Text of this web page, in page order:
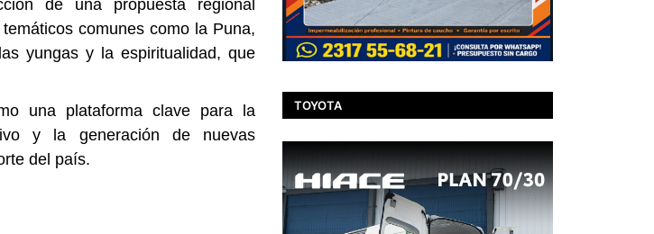
de una propuesta regional
comunes como la Puna,
yungas y la espiritualidad, que
una plataforma clave para la
y la generación de nuevas
del país.
TOYOTA